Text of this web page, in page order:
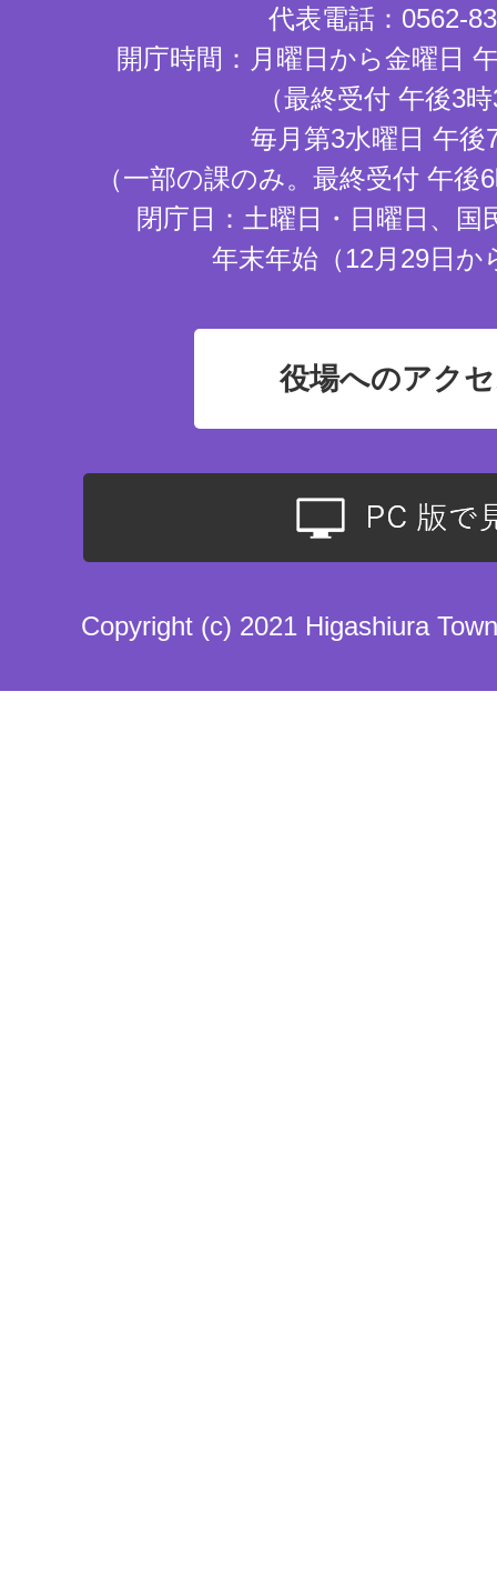
代表電話：0562-
開庁時間：月曜日から金曜日
（最終受付 午後3
毎月第3水曜日 午後
（一部の課のみ。最終受付 午
閉庁日：土曜日・日曜日、国
年末年始（12月29日か
役場へのアク
Copyright (c) 2021 Higashiura